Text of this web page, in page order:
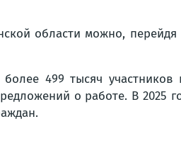
области можно, перейдя
499 тысяч
о работе. В 2025